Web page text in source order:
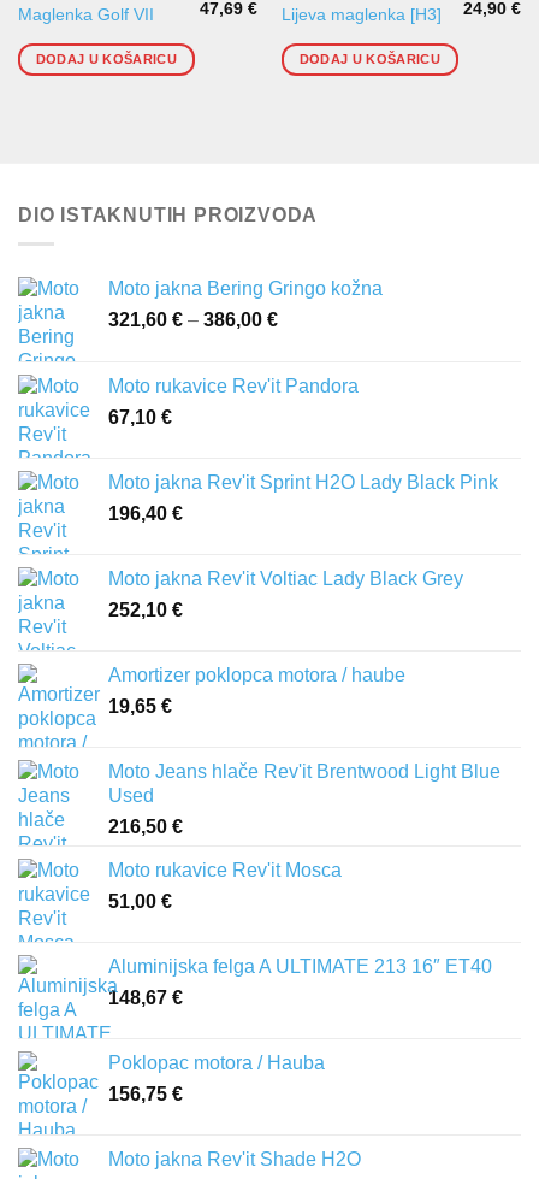
Maglenka Golf VII 47,69€
DODAJ U KOŠARICU
Lijeva maglenka [H3] 24,90€
DODAJ U KOŠARICU
DIO ISTAKNUTIH PROIZVODA
Moto jakna Bering Gringo kožna
321,60 € – 386,00 €
321,60 €
Moto rukavice Rev'it Pandora
67,10 €
Moto jakna Rev'it Sprint H2O Lady Black Pink
196,40 €
Moto jakna Rev'it Voltiac Lady Black Grey
252,10 €
Amortizer poklopca motora / haube
19,65 €
Moto Jeans hlače Rev'it Brentwood Light Blue
Used
216,50 €
Moto rukavice Rev'it Mosca
51,00 €
Aluminijska felga A ULTIMATE 213 16″ ET40
148,67 €
Poklopac motora / Hauba
156,75 €
Moto jakna Rev'it Shade H2O